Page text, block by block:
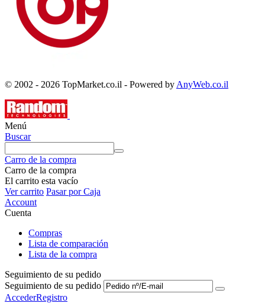
© 2002 - 2026 TopMarket.co.il - Powered by AnyWeb.co.il
Menú
Buscar
Carro de la compra
Carro de la compra
El carrito esta vacío
Ver carrito Pasar por Caja
Account
Cuenta
Compras
Lista de comparación
Lista de la compra
Seguimiento de su pedido
Seguimiento de su pedido
AccederRegistro